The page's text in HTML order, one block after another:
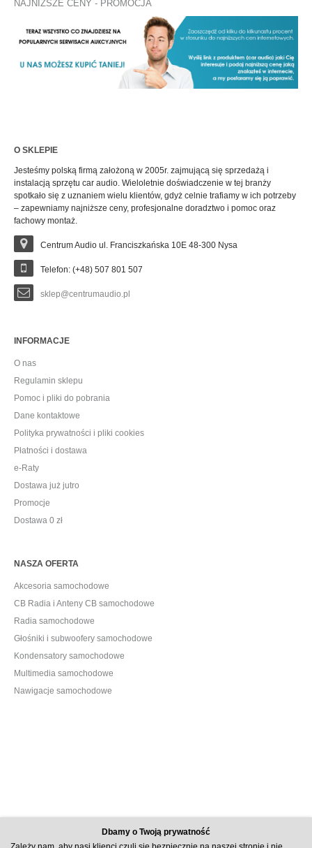
Dbamy o Twoją prywatność
NAJNIŻSZE CENY - PROMOCJA
O SKLEPIE
Jesteśmy polską firmą założoną w 2005r. zajmującą się sprzedażą i
instalacją sprzętu car audio. Wieloletnie doświadczenie w tej branży
spotkało się z uznaniem wielu klientów, gdyż celnie trafiamy w ich potrzeby
– zapewniamy najniższe ceny, profesjonalne doradztwo i pomoc oraz
fachowy montaż.
Centrum Audio ul. Franciszkańska 10E 48-300 Nysa
Telefon: (+48) 507 801 507
sklep@centrumaudio.pl
INFORMACJE
O nas
Regulamin sklepu
Pomoc i pliki do pobrania
Dane kontaktowe
Polityka prywatności i pliki cookies
Płatności i dostawa
e-Raty
Dostawa już jutro
Promocje
Dostawa 0 zł
NASZA OFERTA
Akcesoria samochodowe
CB Radia i Anteny CB samochodowe
Radia samochodowe
Głośniki i subwoofery samochodowe
Kondensatory samochodowe
Multimedia samochodowe
Nawigacje samochodowe